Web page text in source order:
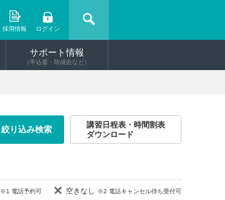
採用情報 ログイン
サポート情報
（申込書・助成金など）
絞り込み検索
講習日程表・時間割表
ダウンロード
※1 電話予約可 空きなし ※2 電話キャンセル待ち受付可